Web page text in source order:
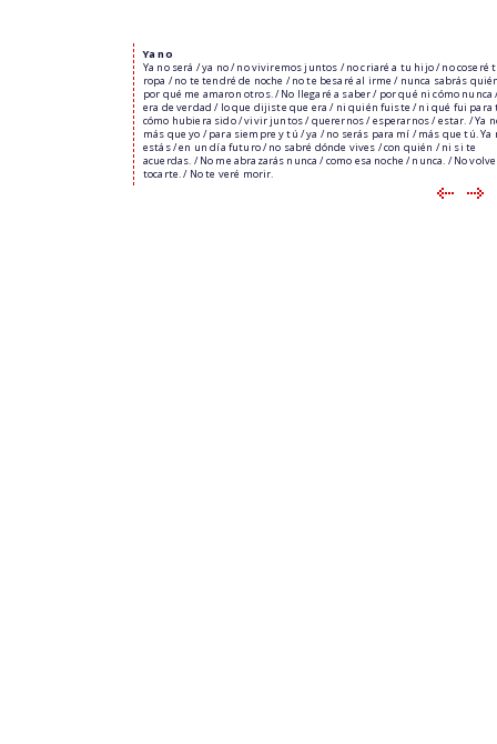
Ya no
Ya no será / ya no / no viviremos juntos / no criaré a tu hijo / no coseré
ropa / no te tendré de noche / no te besaré al irme / nunca sabrás
por qué me amaron otros. / No llegaré a saber / por qué ni cómo nunca
era de verdad / lo que dijiste que era / ni quién fuiste / ni qué fui para
cómo hubiera sido / vivir juntos / querernos / esperarnos / estar. / Ya
más que yo / para siempre y tú / ya / no serás para mí / más que tú. Ya
estás / en un día futuro / no sabré dónde vives / con quién / ni si te
acuerdas. / No me abrazarás nunca / como esa noche / nunca. / No
tocarte. / No te veré morir.